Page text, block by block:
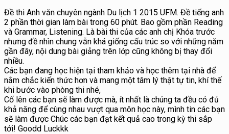
Đề thi Anh văn chuyên ngành Du lịch 1 2015 UFM. Đề tiếng anh
2 phần thời gian làm bài trong 60 phút. Bao gồm phần Reading
và Grammar, Listening. Là bài thi của các anh chị Khóa trước
nhưng đề nhìn chung vẫn khá giống cấu trúc so với những năm
gần đây, nội dung bài giảng trên lớp cũng không bị thay đổi
nhiều.
Các bạn đang học hiện tại tham khảo và học thêm tại nhà để
nắm chắc kiến thức hơn và mang một tâm lý thật tự tin, khí thế
khi bước vào phòng thi nhé,
Cố lên các bạn sẽ làm được mà, ít nhất là chúng ta đều có đủ
khả năng để cùng nhau vượt qua môn học này, mình tin các bạn
sẽ làm được Chúc các bạn đạt kết quả cao trong kỳ thi sắp
tới! Goodd Luckkk